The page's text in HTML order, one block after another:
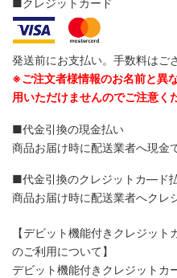
発送前にお支払い。手数料はご
※ご注文者様情報のお名前と異
用いただけませんのでご注意く
■代金引換の現金払い
商品お届け時に配送業者へ現金
■代金引換のクレジットカ―ド
商品お届け時に配送業者へクレ
【デビット機能付きクレジット
のご利用について】
デビット機能付きクレジットカ